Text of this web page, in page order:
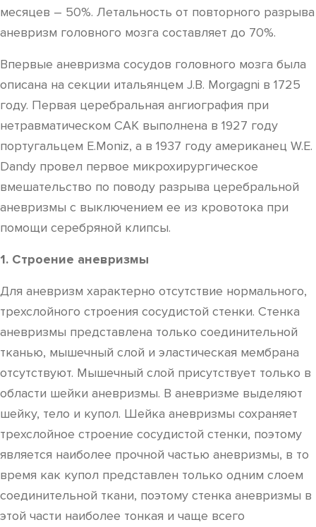
месяцев – 50%. Летальность от повторного разрыва
аневризм головного мозга составляет до 70%.
Впервые аневризма сосудов головного мозга была
описана на секции итальянцем J.B. Morgagni в 1725
году. Первая церебральная ангиография при
нетравматическом САК выполнена в 1927 году
португальцем E.Moniz, а в 1937 году американец W.E.
Dandy провел первое микрохирургическое
вмешательство по поводу разрыва церебральной
аневризмы с выключением ее из кровотока при
помощи серебряной клипсы.
1. Строение аневризмы
Для аневризм характерно отсутствие нормального,
трехслойного строения сосудистой стенки. Стенка
аневризмы представлена только соединительной
тканью, мышечный слой и эластическая мембрана
отсутствуют. Мышечный слой присутствует только в
области шейки аневризмы. В аневризме выделяют
шейку, тело и купол. Шейка аневризмы сохраняет
трехслойное строение сосудистой стенки, поэтому
является наиболее прочной частью аневризмы, в то
время как купол представлен только одним слоем
соединительной ткани, поэтому стенка аневризмы в
этой части наиболее тонкая и чаще всего